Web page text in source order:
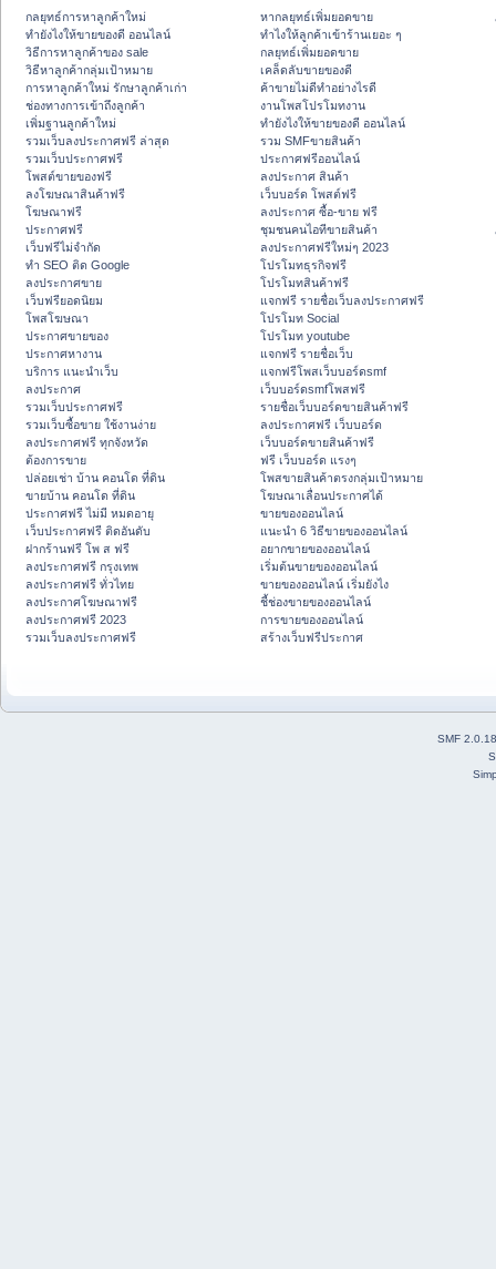
กลยุทธ์การหาลูกค้าใหม่
ทํายังไงให้ขายของดี ออนไลน์
วิธีการหาลูกค้าของ sale
วิธีหาลูกค้ากลุ่มเป้าหมาย
การหาลูกค้าใหม่ รักษาลูกค้าเก่า
ช่องทางการเข้าถึงลูกค้า
เพิ่มฐานลูกค้าใหม่
รวมเว็บลงประกาศฟรี ล่าสุด
รวมเว็บประกาศฟรี
โพสต์ขายของฟรี
ลงโฆษณาสินค้าฟรี
โฆษณาฟรี
ประกาศฟรี
เว็บฟรีไม่จำกัด
ทำ SEO ติด Google
ลงประกาศขาย
เว็บฟรียอดนิยม
โพสโฆษณา
ประกาศขายของ
ประกาศหางาน
บริการ แนะนำเว็บ
ลงประกาศ
รวมเว็บประกาศฟรี
รวมเว็บซื้อขาย ใช้งานง่าย
ลงประกาศฟรี ทุกจังหวัด
ต้องการขาย
ปล่อยเช่า บ้าน คอนโด ที่ดิน
ขายบ้าน คอนโด ที่ดิน
ประกาศฟรี ไม่มี หมดอายุ
เว็บประกาศฟรี ติดอันดับ
ฝากร้านฟรี โพ ส ฟรี
ลงประกาศฟรี กรุงเทพ
ลงประกาศฟรี ทั่วไทย
ลงประกาศโฆษณาฟรี
ลงประกาศฟรี 2023
รวมเว็บลงประกาศฟรี
หากลยุทธ์เพิ่มยอดขาย
ทําไงให้ลูกค้าเข้าร้านเยอะ ๆ
กลยุทธ์เพิ่มยอดขาย
เคล็ดลับขายของดี
ค้าขายไม่ดีทำอย่างไรดี
งานโพสโปรโมทงาน
ทํายังไงให้ขายของดี ออนไลน์
รวม SMFขายสินค้า
ประกาศฟรีออนไลน์
ลงประกาศ สินค้า
เว็บบอร์ด โพสต์ฟรี
ลงประกาศ ซื้อ-ขาย ฟรี
ชุมชนคนไอทีขายสินค้า
ลงประกาศฟรีใหม่ๆ 2023
โปรโมทธุรกิจฟรี
โปรโมทสินค้าฟรี
แจกฟรี รายชื่อเว็บลงประกาศฟรี
โปรโมท Social
โปรโมท youtube
แจกฟรี รายชื่อเว็บ
แจกฟรีโพสเว็บบอร์ดsmf
เว็บบอร์ดsmfโพสฟรี
รายชื่อเว็บบอร์ดขายสินค้าฟรี
ลงประกาศฟรี เว็บบอร์ด
เว็บบอร์ดขายสินค้าฟรี
ฟรี เว็บบอร์ด แรงๆ
โพสขายสินค้าตรงกลุ่มเป้าหมาย
โฆษณาเลื่อนประกาศได้
ขายของออนไลน์
แนะนำ 6 วิธีขายของออนไลน์
อยากขายของออนไลน์
เริ่มต้นขายของออนไลน์
ขายของออนไลน์ เริ่มยังไง
ชี้ช่องขายของออนไลน์
การขายของออนไลน์
สร้างเว็บฟรีประกาศ
SMF 2.0.18